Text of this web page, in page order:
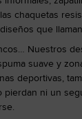
chaquetas
que
Nuestros
suave y
deportivas,
pierdan ni un